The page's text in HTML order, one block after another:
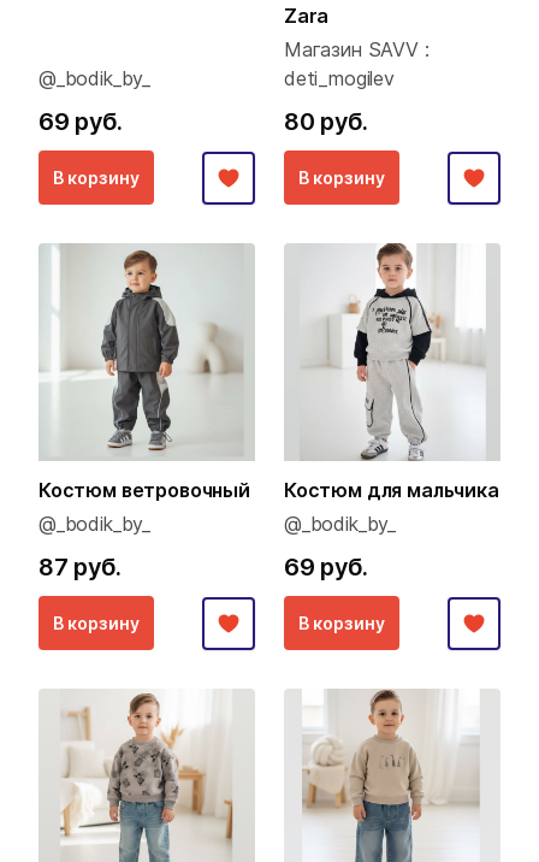
@_bodik_by_
69 руб.
В корзину
Zara
Магазин SAVV :
deti_mogilev
80 руб.
В корзину
Костюм ветровочный
@_bodik_by_
87 руб.
В корзину
Костюм для мальчика
@_bodik_by_
69 руб.
В корзину